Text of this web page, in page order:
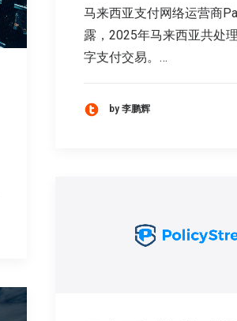
马来西亚支付网络运营商
露，2025年马来西亚共处
字支付交易。…
by 李鹏辉